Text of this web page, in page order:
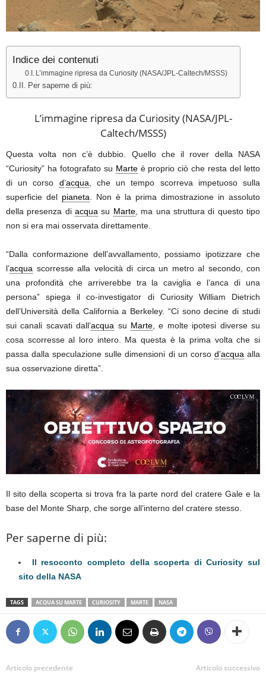
Indice dei contenuti
L’immagine ripresa da Curiosity (NASA/JPL-Caltech/MSSS)
Per saperne di più:
L’immagine ripresa da Curiosity (NASA/JPL-
Caltech/MSSS)
Questa volta non c’è dubbio. Quello che il rover della NASA
“Curiosity” ha fotografato su Marteè proprio ciò che resta del letto
di un corso d’acqua , che un tempo scorreva impetuoso sulla
superficie del pianeta . Non è la prima dimostrazione in assoluto
della presenza diacqua su Marte, ma una struttura di questo tipo
non si era mai osservata direttamente.
“Dalla conformazione dell’avvallamento, possiamo ipotizzare che
l’acqua scorresse alla velocità di circa un metro al secondo, con
una profondità che arriverebbe tra la caviglia e l’anca di una
persona” spiega il co-investigator di Curiosity William Dietrich
dell’Università della California a Berkeley. “Ci sono decine di studi
sui canali scavati dall’acqua su Marte , e molte ipotesi diverse su
cosa scorresse al loro intero. Ma questa è la prima volta che si
passa dalla speculazione sulle dimensioni di un corso d’acqua alla
sua osservazione diretta”.
Il sito della scoperta si trova fra la parte nord del cratere Gale e la
base del Monte Sharp, che sorge all’interno del cratere stesso.
Per saperne di più:
Il resoconto completo della scoperta di Curiosity sul
sito della NASA
TAGS ACQUA SU MARTE CURIOSITY MARTE NASA
Articolo precedente Articolo successivo